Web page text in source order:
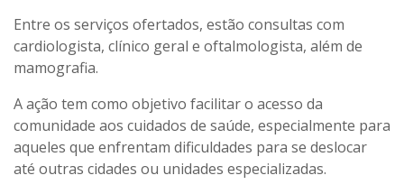
Entre os serviços ofertados, estão consultas com
cardiologista, clínico geral e oftalmologista, além de
mamografia.
A ação tem como objetivo facilitar o acesso da
comunidade aos cuidados de saúde, especialmente para
aqueles que enfrentam dificuldades para se deslocar
até outras cidades ou unidades especializadas.